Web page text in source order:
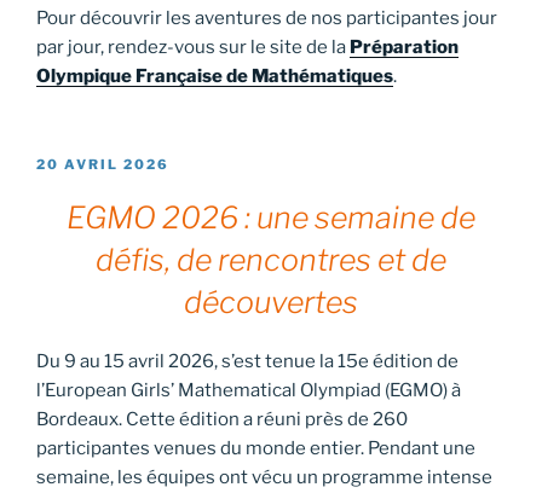
Pour découvrir les aventures de nos participantes jour
par jour, rendez-vous sur le site de la Préparation
Olympique Française de Mathématiques.
PUBLIÉ
20 AVRIL 2026
EGMO 2026 : une semaine de
défis, de rencontres et de
découvertes
Du 9 au 15 avril 2026, s’est tenue la 15e édition de
l’European Girls’ Mathematical Olympiad (EGMO) à
Bordeaux. Cette édition a réuni près de 260
participantes venues du monde entier. Pendant une
semaine, les équipes ont vécu un programme intense